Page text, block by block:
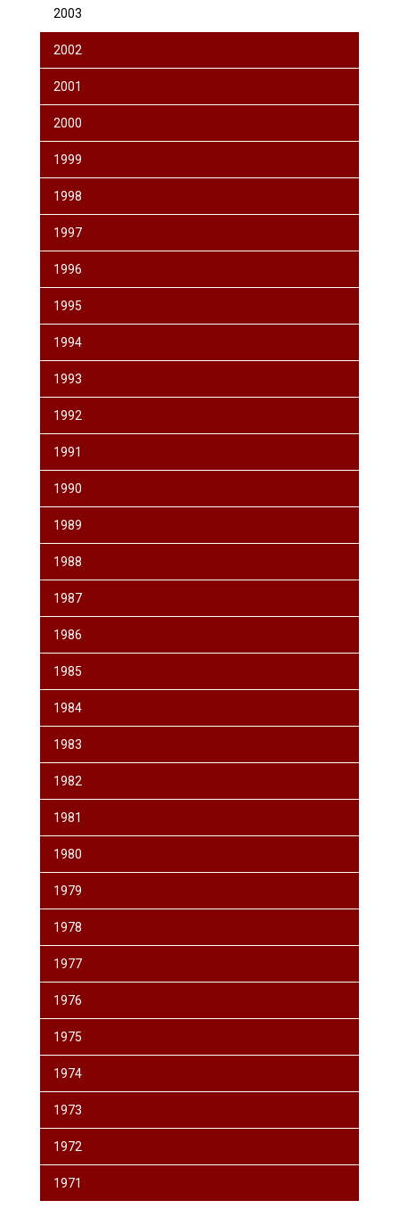
2003
2002
2001
2000
1999
1998
1997
1996
1995
1994
1993
1992
1991
1990
1989
1988
1987
1986
1985
1984
1983
1982
1981
1980
1979
1978
1977
1976
1975
1974
1973
1972
1971